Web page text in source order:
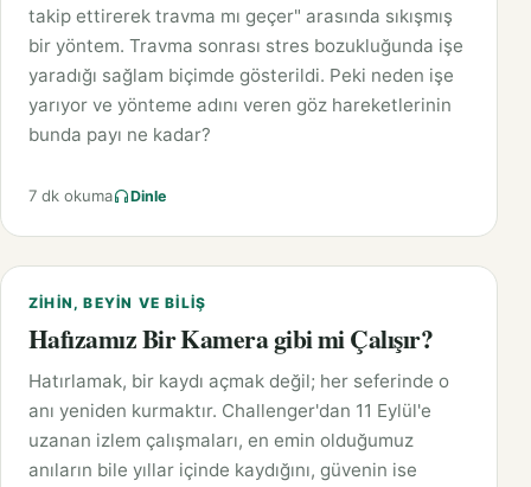
takip ettirerek travma mı geçer" arasında sıkışmış
bir yöntem. Travma sonrası stres bozukluğunda işe
yaradığı sağlam biçimde gösterildi. Peki neden işe
yarıyor ve yönteme adını veren göz hareketlerinin
bunda payı ne kadar?
7 dk okuma Dinle
ZIHIN, BEYIN VE BILIŞ
Hafızamız Bir Kamera gibi mi Çalışır?
Hatırlamak, bir kaydı açmak değil; her seferinde o
anı yeniden kurmaktır. Challenger'dan 11 Eylül'e
uzanan izlem çalışmaları, en emin olduğumuz
anıların bile yıllar içinde kaydığını, güvenin ise